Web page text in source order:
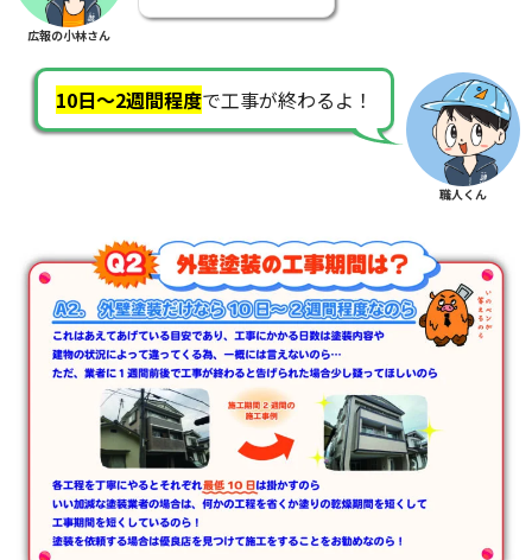
広報の小林さん
10日～2週間程度で工事が終わるよ！
職人くん